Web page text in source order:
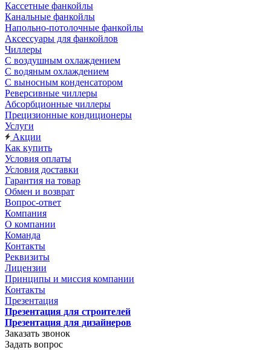
Кассетные фанкойлы
Канальные фанкойлы
Напольно-потолочные фанкойлы
Аксессуары для фанкойлов
Чиллеры
С воздушным охлаждением
С водяным охлаждением
С выносным конденсатором
Реверсивные чиллеры
Абсорбционные чиллеры
Прецизионные кондиционеры
Услуги
Акции
Как купить
Условия оплаты
Условия доставки
Гарантия на товар
Обмен и возврат
Вопрос-ответ
Компания
О компании
Команда
Контакты
Реквизиты
Лицензии
Принципы и миссия компании
Контакты
Презентация
Презентация для строителей
Презентация для дизайнеров
Заказать звонок
Задать вопрос